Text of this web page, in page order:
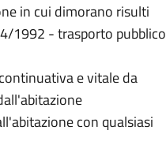
in cui dimorano risulti
1992 - trasporto pubblico
e vitale da
con qualsiasi